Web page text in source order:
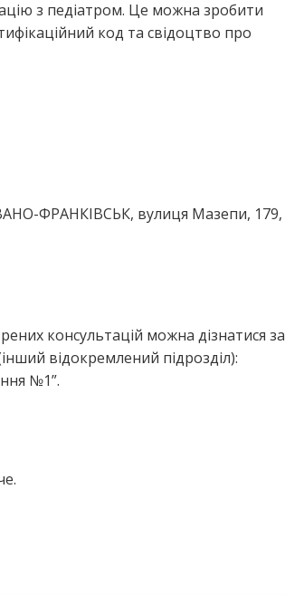
з педіатром. Це можна зробити
код та свідоцтво про
ФРАНКІВСЬК, вулиця Мазепи, 179,
консультацій можна дізнатися за
відокремлений підрозділ):
№1”.